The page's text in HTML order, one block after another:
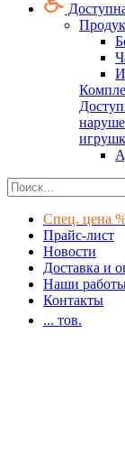
Спец. цена
Прайс-лист
Новости
Доставка и
Наши
Контакты
... тов.